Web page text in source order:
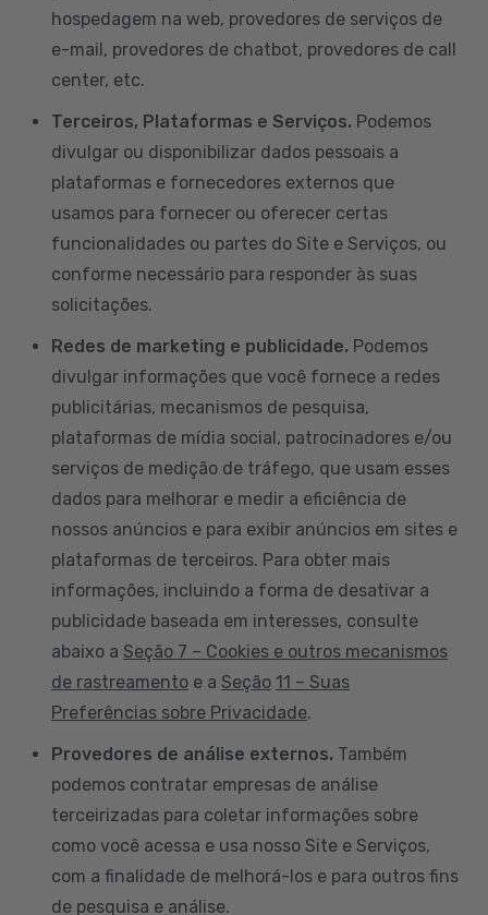
hospedagem na web, provedores de serviços de
e-mail, provedores de chatbot, provedores de call
center, etc.
Terceiros, Plataformas e Serviços. Podemos
divulgar ou disponibilizar dados pessoais a
plataformas e fornecedores externos que
usamos para fornecer ou oferecer certas
funcionalidades ou partes do Site e Serviços, ou
conforme necessário para responder às suas
solicitações.
Redes de marketing e publicidade. Podemos
divulgar informações que você fornece a redes
publicitárias, mecanismos de pesquisa,
plataformas de mídia social, patrocinadores e/ou
serviços de medição de tráfego, que usam esses
dados para melhorar e medir a eficiência de
nossos anúncios e para exibir anúncios em sites e
plataformas de terceiros. Para obter mais
informações, incluindo a forma de desativar a
publicidade baseada em interesses, consulte
abaixo a Seção 7 – Cookies e outros mecanismos
de rastreamento e a Seção 11 – Suas
Preferências sobre Privacidade.
Provedores de análise externos. Também
podemos contratar empresas de análise
terceirizadas para coletar informações sobre
como você acessa e usa nosso Site e Serviços,
com a finalidade de melhorá-los e para outros fins
de pesquisa e análise.